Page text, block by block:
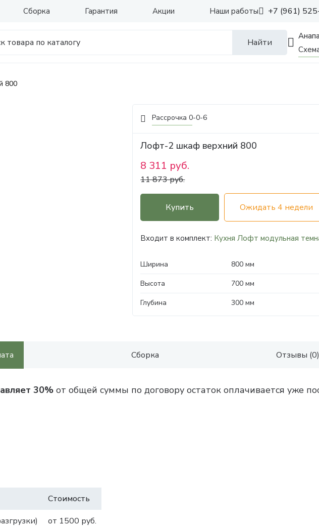
Сборка Гарантия Наши работы
Акции +7 (961)
Найти
Анапа
800
Рассрочка 0-0-6
Лофт-2 шкаф верхний 800
8 311 руб.
11 873 руб.
Купить Ожидать 4 недели
Входит в комплект: Кухня Лофт модульная
Ширина
800 мм
Высота
700 мм
Глубина
300 мм
Сборка Отзывы (0)
30% от общей суммы по договору остаток оплачивается уже
Стоимость
от 1500 руб.